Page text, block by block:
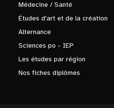
Médecine / Santé
Études d'art et de la création
Alternance
Sciences po - IEP
Les études par région
Nos fiches diplômes